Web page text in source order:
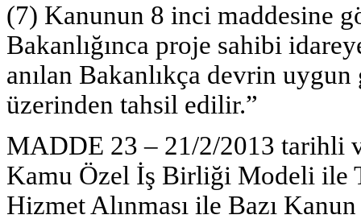
(7) Kanunun 8 inci maddesine
Bakanlığınca proje sahibi
anılan Bakanlıkça devrin
üzerinden tahsil edilir.”
MADDE 23 – 21/2/2013 tarihli
Kamu Özel İş Birliği Modeli ile
Hizmet Alınması ile Bazı